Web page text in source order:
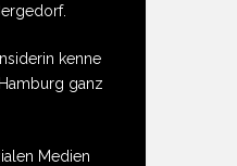
kenne
ganz
Medien